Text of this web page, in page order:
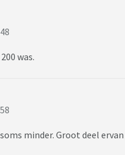
was.
minder. Groot deel